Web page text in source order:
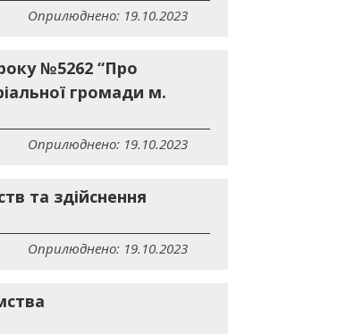
Оприлюднено: 19.10.2023
№5262 “Про
громади м.
Оприлюднено: 19.10.2023
та здійснення
Оприлюднено: 19.10.2023